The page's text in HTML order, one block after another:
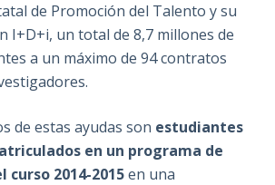
de Promoción del Talento y su
I+D+i, un total de 8,7 millones de
a un máximo de 94 contratos
de estas ayudas son estudiantes
en un programa de
curso 2014-2015en una